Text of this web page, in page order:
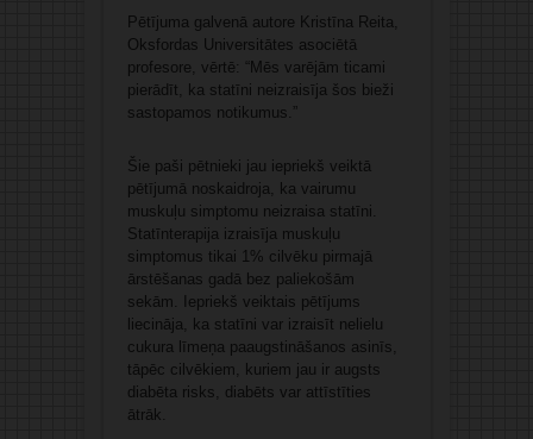
Pētījuma galvenā autore Kristīna Reita,
Oksfordas Universitātes asociētā
profesore, vērtē: “Mēs varējām ticami
pierādīt, ka statīni neizraisīja šos bieži
sastopamos notikumus.”
Šie paši pētnieki jau iepriekš veiktā
pētījumā noskaidroja, ka vairumu
muskuļu simptomu neizraisa statīni.
Statīnterapija izraisīja muskuļu
simptomus tikai 1% cilvēku pirmajā
ārstēšanas gadā bez paliekošām
sekām. Iepriekš veiktais pētījums
liecināja, ka statīni var izraisīt nelielu
cukura līmeņa paaugstināšanos asinīs,
tāpēc cilvēkiem, kuriem jau ir augsts
diabēta risks, diabēts var attīstīties
ātrāk.